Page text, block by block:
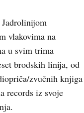
vlakovima na
u svim trima
brodskih linija, od
zvučnih knjiga
records iz svoje